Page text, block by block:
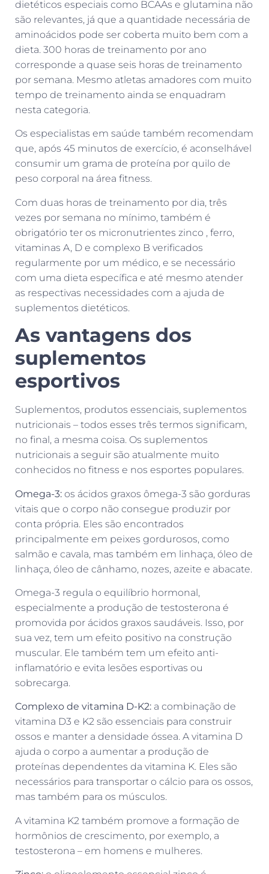
dietéticos especiais como BCAAs e glutamina não
são relevantes, já que a quantidade necessária de
aminoácidos pode ser coberta muito bem com a
dieta. 300 horas de treinamento por ano
corresponde a quase seis horas de treinamento
por semana. Mesmo atletas amadores com muito
tempo de treinamento ainda se enquadram
nesta categoria.
Os especialistas em saúde também recomendam
que, após 45 minutos de exercício, é aconselhável
consumir um grama de proteína por quilo de
peso corporal na área fitness.
Com duas horas de treinamento por dia, três
vezes por semana no mínimo, também é
obrigatório ter os micronutrientes zinco , ferro,
vitaminas A, D e complexo B verificados
regularmente por um médico, e se necessário
com uma dieta específica e até mesmo atender
as respectivas necessidades com a ajuda de
suplementos dietéticos.
As vantagens dos
suplementos
esportivos
Suplementos, produtos essenciais, suplementos
nutricionais – todos esses três termos significam,
no final, a mesma coisa. Os suplementos
nutricionais a seguir são atualmente muito
conhecidos no fitness e nos esportes populares.
Omega-3: os ácidos graxos ômega-3 são gorduras
vitais que o corpo não consegue produzir por
conta própria. Eles são encontrados
principalmente em peixes gordurosos, como
salmão e cavala, mas também em linhaça, óleo de
linhaça, óleo de cânhamo, nozes, azeite e abacate.
Omega-3 regula o equilíbrio hormonal,
especialmente a produção de testosterona é
promovida por ácidos graxos saudáveis. Isso, por
sua vez, tem um efeito positivo na construção
muscular. Ele também tem um efeito anti-
inflamatório e evita lesões esportivas ou
sobrecarga.
Complexo de vitamina D-K2: a combinação de
vitamina D3 e K2 são essenciais para construir
ossos e manter a densidade óssea. A vitamina D
ajuda o corpo a aumentar a produção de
proteínas dependentes da vitamina K. Eles são
necessários para transportar o cálcio para os ossos,
mas também para os músculos.
A vitamina K2 também promove a formação de
hormônios de crescimento, por exemplo, a
testosterona – em homens e mulheres.